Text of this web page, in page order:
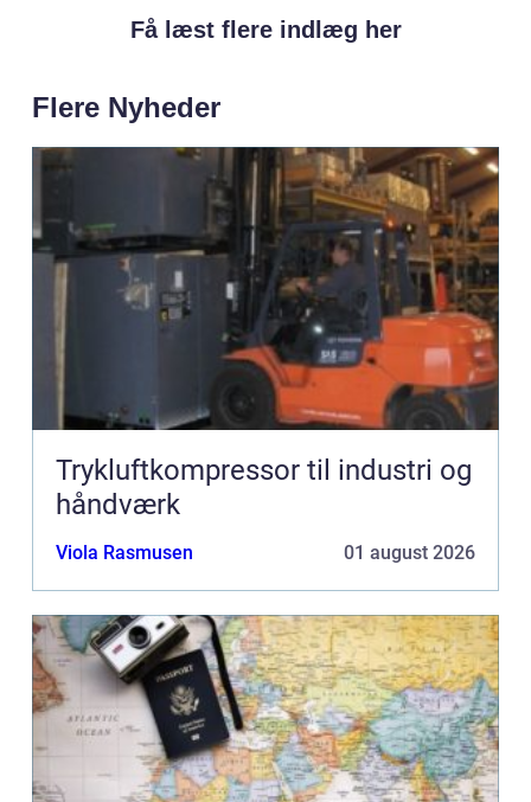
Få læst flere indlæg her
Flere Nyheder
Trykluftkompressor til industri og
håndværk
Viola Rasmusen 01 august 2026